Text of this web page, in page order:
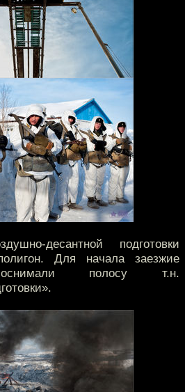
десантной подготовки
Для начала заезжие
полосу т.н.